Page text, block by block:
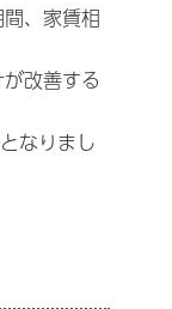
、家賃相
改善する
なりまし